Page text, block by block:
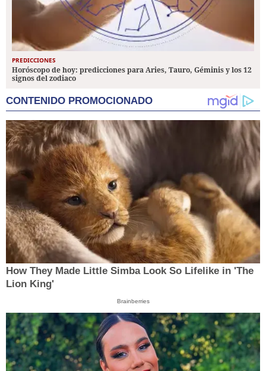
PREDICCIONES
Horóscopo de hoy: predicciones para Aries, Tauro, Géminis y los 12
signos del zodiaco
CONTENIDO PROMOCIONADO
How They Made Little Simba Look So Lifelike in 'The
Lion King'
Brainberries